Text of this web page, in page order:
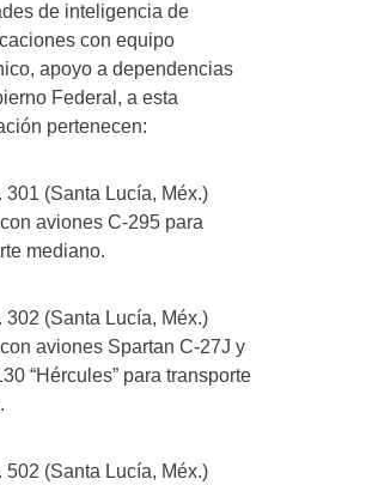
de inteligencia de
con equipo
apoyo a dependencias
Federal, a esta
pertenecen:
301 (Santa Lucía, Méx.)
aviones C-295 para
mediano.
302 (Santa Lucía, Méx.)
aviones Spartan C-27J y
“Hércules” para transporte
502 (Santa Lucía, Méx.)